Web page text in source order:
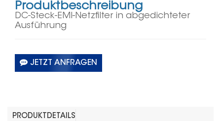
Produktbeschreibung
DC-Steck-EMI-Netzfilter in abgedichteter
Ausführung
JETZT ANFRAGEN
PRODUKTDETAILS